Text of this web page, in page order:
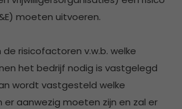
moeten uitvoeren.
de risicofactoren v.w.b. welke
het bedrijf nodig is vastgelegd
wordt vastgesteld welke
er aanwezig moeten zijn en zal er